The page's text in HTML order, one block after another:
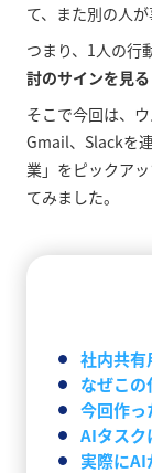
て、また別の人
つまり、1人の行
討のサインを見
そこで今回は、
Gmail、Slackを
業」をピックア
てみました。
社内共有
なぜこ
今回作っ
AIタスク
実際にAI